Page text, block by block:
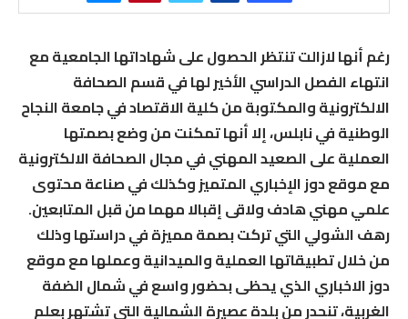
رغم أنها لازالت تنتظر الحصول على شهاداتها الجامعية مع
انتهاء الفصل الدراسي الأخير لها في قسم الصحافة
الالكترونية والمكتوبة من كلية الاقتصاد في جامعة النجاح
الوطنية في نابلس، إلا أنها تمكنت من وضع بصمتها
العملية على الصعيد المهني في مجال الصحافة الالكترونية
مع موقع دوز الإخباري المتميز وكذلك في صناعة محتوى
علمي مهني هادف ولاقى إقبالا مهما من قبل المتابعين.
رهف الشولي التي تركت بصمة مميزة في دراستها وذلك
من خلال تطبيقاتها العملية والميدانية وعملها مع موقع
دوز الاخباري الذي يحظى بحضور واسع في شمال الضفة
الغربية، تنحدر من بلدة عصيرة الشمالية التي تشتهر بعلم